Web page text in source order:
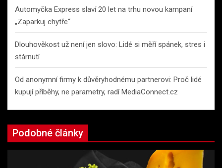
Automyčka Express slaví 20 let na trhu novou kampaní
„Zaparkuj chytře“
Dlouhověkost už není jen slovo: Lidé si měří spánek, stres i
stárnutí
Od anonymní firmy k důvěryhodnému partnerovi: Proč lidé
kupují příběhy, ne parametry, radí MediaConnect.cz
Podobné články